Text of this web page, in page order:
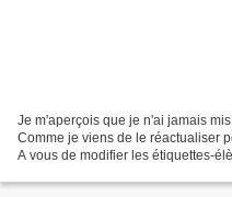
Je m'aperçois que je n'ai jamais
Comme je viens de le réactualiser
A vous de modifier les étiquettes-